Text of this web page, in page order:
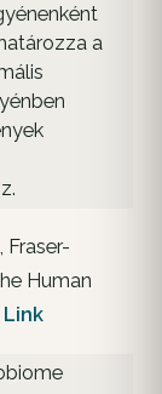
a
Fraser-
Human
Link